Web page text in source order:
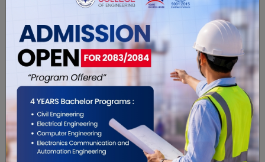
यो खबर पढेर तपाईलाई कस्तो महसुस
भयो ?